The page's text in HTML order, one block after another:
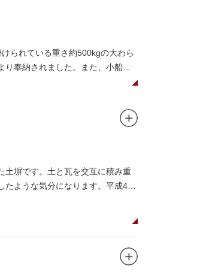
られている重さ約500kgの大わら
奉納されました。また、小船町
に建立されました。数度の火災を
2007年チタン瓦に葺き替え）楼門
土塀です。土と瓦を交互に積み重
ような気分になります。平成4年